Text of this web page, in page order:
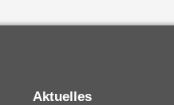
Aktuelles